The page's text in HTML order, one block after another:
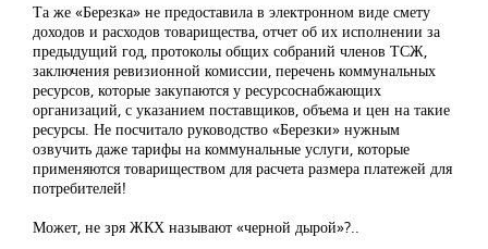
Та же «Березка» не предоставила в электронном виде смету
доходов и расходов товарищества, отчет об их исполнении за
предыдущий год, протоколы общих собраний членов ТСЖ,
заключения ревизионной комиссии, перечень коммунальных
ресурсов, которые закупаются у ресурсоснабжающих
организаций, с указанием поставщиков, объема и цен на такие
ресурсы. Не посчитало руководство «Березки» нужным
озвучить даже тарифы на коммунальные услуги, которые
применяются товариществом для расчета размера платежей для
потребителей!
Может, не зря ЖКХ называют «черной дырой»?..